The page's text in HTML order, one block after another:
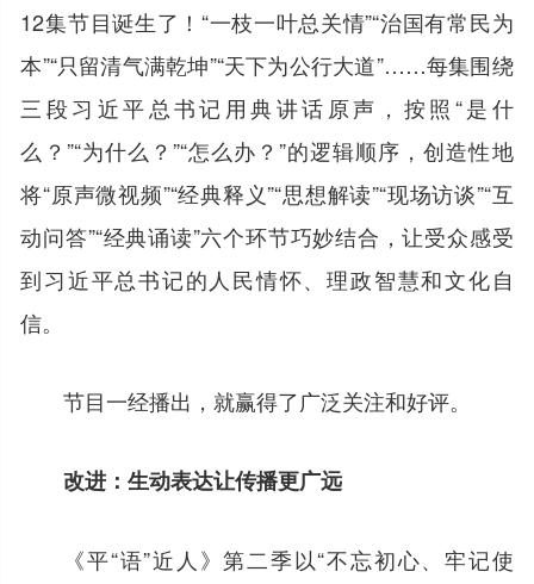
12集节目诞生了！“一枝一叶总关情”“治国有常民为
本”“只留清气满乾坤”“天下为公行大道”……每集围绕
三段习近平总书记用典讲话原声，按照“是什
么？”“为什么？”“怎么办？”的逻辑顺序，创造性地
将“原声微视频”“经典释义”“思想解读”“现场访谈”“互
动问答”“经典诵读”六个环节巧妙结合，让受众感受
到习近平总书记的人民情怀、理政智慧和文化自
信。
节目一经播出，就赢得了广泛关注和好评。
改进：生动表达让传播更广远
《平“语”近人》第二季以“不忘初心、牢记使